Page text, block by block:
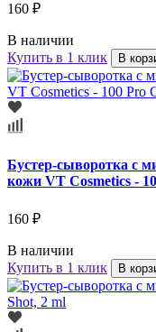
160 ₽
В наличии
Купить в 1 клик
В
Бустер-сыворотка с
кожи VT Cosmetics -
160 ₽
В наличии
Купить в 1 клик
В